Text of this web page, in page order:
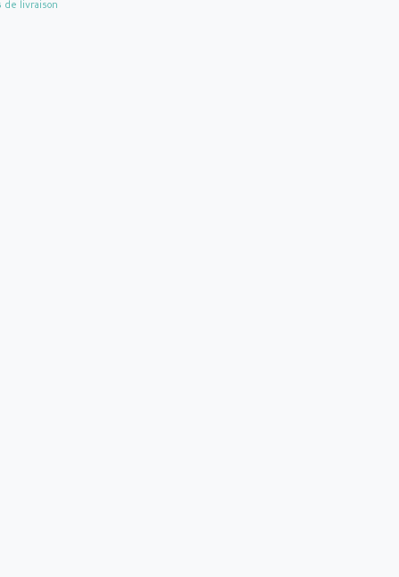
de livraison